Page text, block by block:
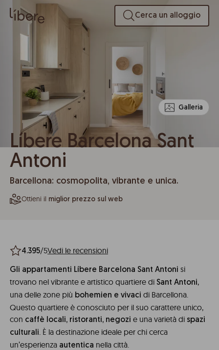
Cerca un alloggio
Galleria
Líbere Barcelona Sant
Antoni
Barcellona: cosmopolita, vibrante e unica.
Ottieni il miglior prezzo sul web
4.395/5Vedi le recensioni
Gli appartamenti Líbere Barcelona Sant Antoni si
trovano nel vibrante e artistico quartiere di Sant Antoni,
una delle zone più bohemien e vivaci di Barcellona.
Questo quartiere è conosciuto per il suo carattere unico,
con caffè locali, ristoranti, negozi e una varietà di spazi
culturali. È la destinazione ideale per chi cerca
un’esperienza autentica nella città.